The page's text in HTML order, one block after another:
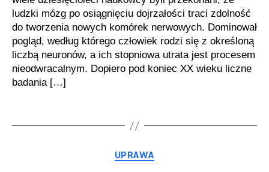
ludzki mózg po osiągnięciu dojrzałości traci zdolność
do tworzenia nowych komórek nerwowych. Dominował
pogląd, według którego człowiek rodzi się z określoną
liczbą neuronów, a ich stopniowa utrata jest procesem
nieodwracalnym. Dopiero pod koniec XX wieku liczne
badania […]
Kategorie
UPRAWA